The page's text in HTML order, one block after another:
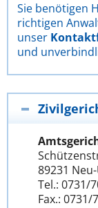
Sie benötigen
richtigen
unser
und
89231
Tel.: 0731/
Fax.: 0731/